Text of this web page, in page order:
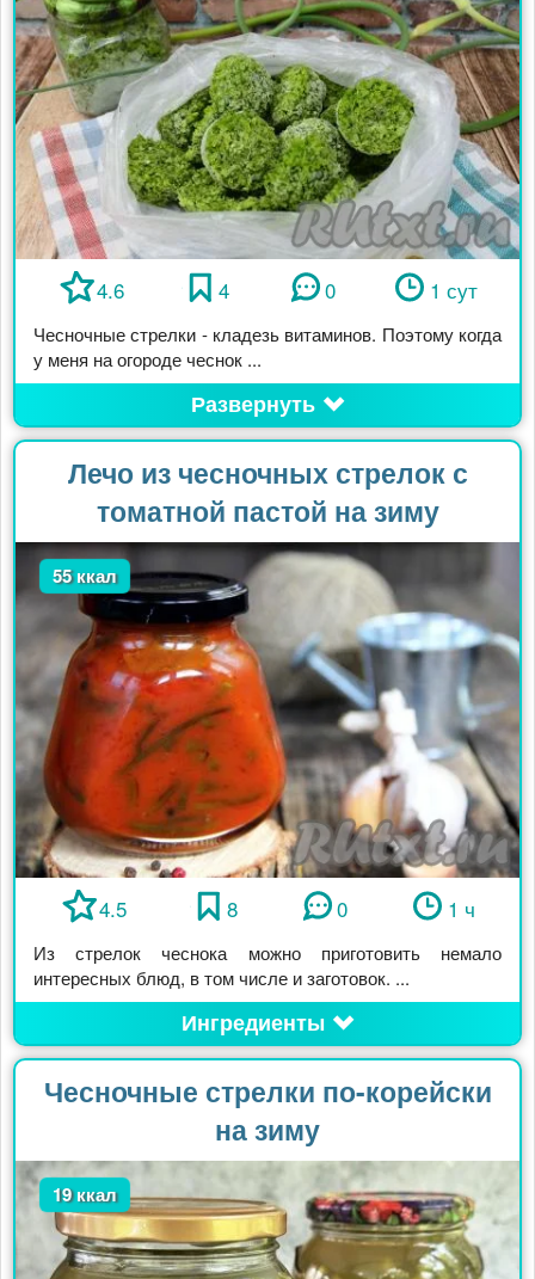
4.6 4 0 1 сут
Чесночные стрелки - кладезь витаминов. Поэтому когда
у меня на огороде чеснок ...
Развернуть
Лечо из чесночных стрелок с
томатной пастой на зиму
55 ккал
4.5 8 0 1 ч
Из стрелок чеснока можно приготовить немало
интересных блюд, в том числе и заготовок. ...
Ингредиенты
Чесночные стрелки по-корейски
на зиму
19 ккал